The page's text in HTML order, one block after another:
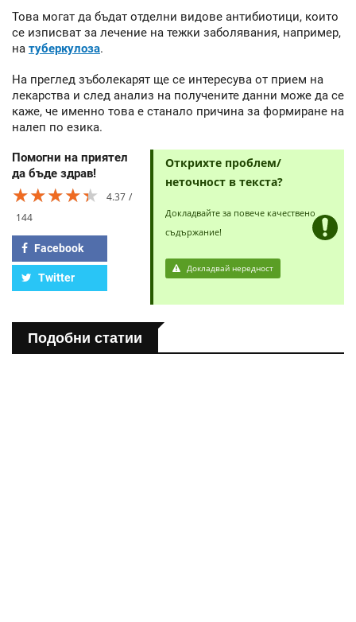
Това могат да бъдат отделни видове антибиотици, които
се изписват за лечение на тежки заболявания, например,
на туберкулоза.
На преглед зъболекарят ще се интересува от прием на
лекарства и след анализ на получените данни може да се
каже, че именно това е станало причина за формиране на
налеп по езика.
Помогни на приятел
да бъде здрав!
★★★★★
★★★★★
★★★★★
4.37
144
Facebook
Twitter
Открихте проблем/
неточност в текста?
Докладвайте за повече качествено
съдържание!
Докладвай нередност
Подобни статии